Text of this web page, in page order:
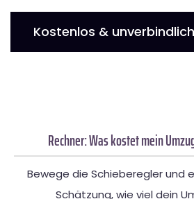
Kostenlos &
Rechner: Was kostet mein
Bewege die Schieberegler und
Schätzung, wie viel dein